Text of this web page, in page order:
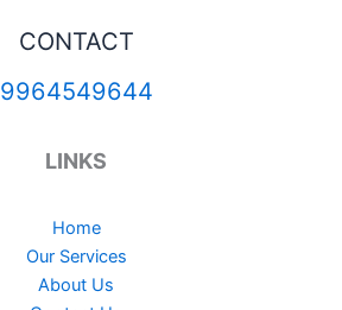
CONTACT
9964549644
LINKS
Home
Our Services
About Us